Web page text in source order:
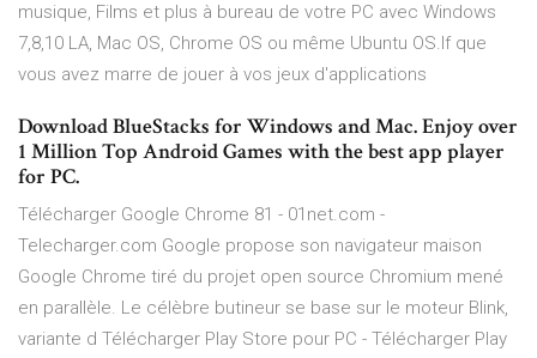
musique, Films et plus à bureau de votre PC avec Windows
7,8,10 LA, Mac OS, Chrome OS ou même Ubuntu OS.If que
vous avez marre de jouer à vos jeux d'applications
Download BlueStacks for Windows and Mac. Enjoy over
1 Million Top Android Games with the best app player
for PC.
Télécharger Google Chrome 81 - 01net.com -
Telecharger.com Google propose son navigateur maison
Google Chrome tiré du projet open source Chromium mené
en parallèle. Le célèbre butineur se base sur le moteur Blink,
variante d Télécharger Play Store pour PC - Télécharger Play